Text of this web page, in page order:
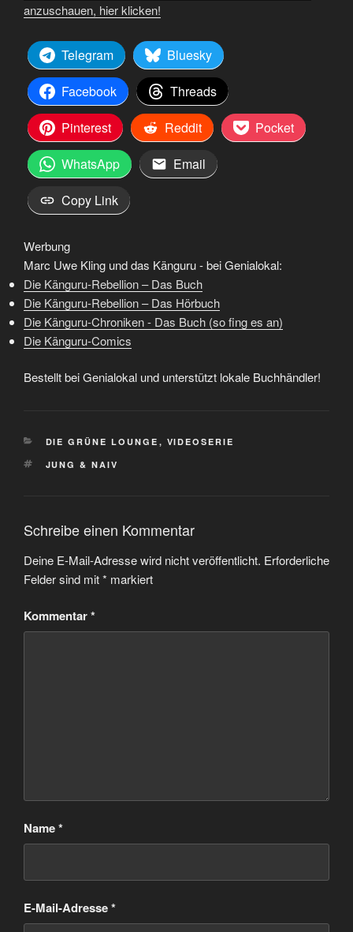
anzuschauen, hier klicken!
Telegram
Bluesky
Facebook
Threads
Pinterest
Reddit
Pocket
WhatsApp
Email
Copy Link
Werbung
Marc Uwe Kling und das Känguru - bei Genialokal:
Die Känguru-Rebellion – Das Buch
Die Känguru-Rebellion – Das Hörbuch
Die Känguru-Chroniken - Das Buch (so fing es an)
Die Känguru-Comics
Bestellt bei Genialokal und unterstützt lokale Buchhändler!
KATEGORIEN
DIE GRÜNE LOUNGE , VIDEOSERIE
SCHLAGWÖRTER
JUNG & NAIV
Schreibe einen Kommentar
Deine E-Mail-Adresse wird nicht veröffentlicht. Erforderliche
Felder sind mit* markiert
Kommentar*
Name*
E-Mail-Adresse*